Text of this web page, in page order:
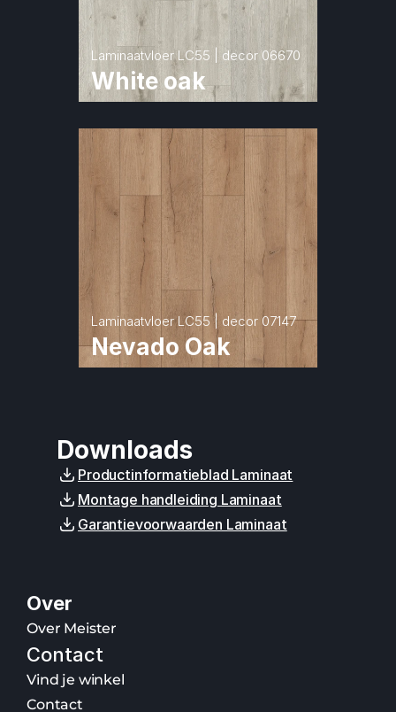
Laminaatvloer LC55 | decor 06670
White oak
Laminaatvloer LC55 | decor 07147
Nevado Oak
Downloads
Productinformatieblad Laminaat
Montage handleiding Laminaat
Garantievoorwaarden Laminaat
Over
Over Meister
Contact
Vind je winkel
Contact